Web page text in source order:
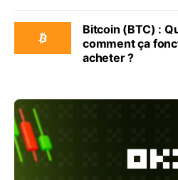
Bitcoin (BTC) :
comment ça
acheter ?